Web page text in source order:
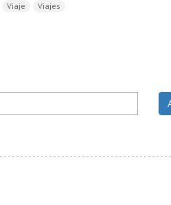
Viaje Viajes